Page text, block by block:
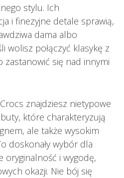
stylu. Ich
i finezyjne detale sprawią,
dama albo
wolisz połączyć klasykę z
zastanowić się nad innymi
znajdziesz nietypowe
które charakteryzują
ale także wysokim
doskonały wybór dla
oryginalność i wygodę,
okazji. Nie bój się